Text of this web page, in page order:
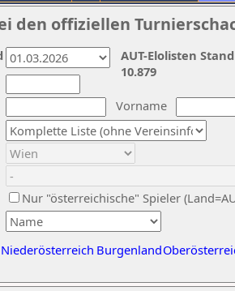
den offiziellen
Vorname
Nur "österreichische" Spieler
Niederösterreich Burgenland
AUT-Elolisten
10.879